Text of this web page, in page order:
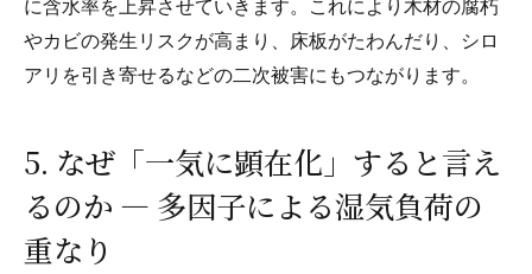
に含水率を上昇させていきます。これにより木材の腐朽
やカビの発生リスクが高まり、床板がたわんだり、シロ
アリを引き寄せるなどの二次被害にもつながります。
5. なぜ「一気に顕在化」すると言え
るのか — 多因子による湿気負荷の
重なり